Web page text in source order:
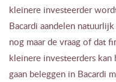
kleinere investeerder
Bacardi aandelen
nog maar de vraag of dat
kleinere investeerders
gaan beleggen in Bacardi